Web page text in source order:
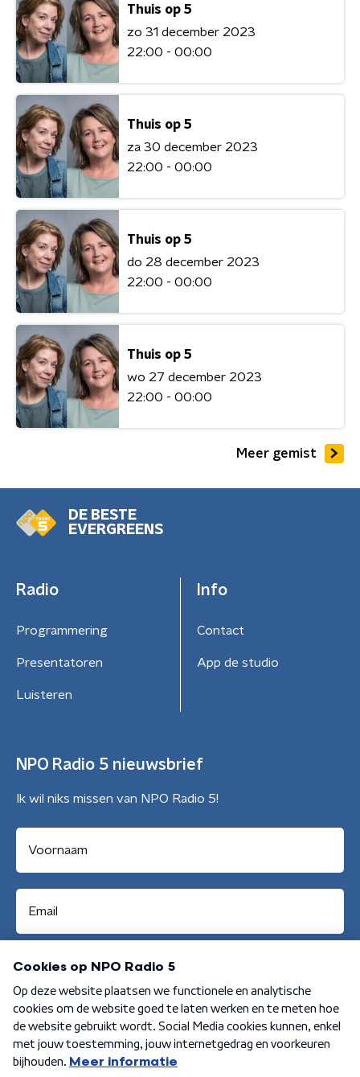
Thuis op 5
zo 31 december 2023
22:00 - 00:00
Thuis op 5
za 30 december 2023
22:00 - 00:00
Thuis op 5
do 28 december 2023
22:00 - 00:00
Thuis op 5
wo 27 december 2023
22:00 - 00:00
Meer gemist
DE BESTE
EVERGREENS
Radio
Programmering
Presentatoren
Luisteren
Info
Contact
App de studio
NPO Radio 5 nieuwsbrief
Ik wil niks missen van NPO Radio 5!
Aanmelden
Algemene voorwaarden